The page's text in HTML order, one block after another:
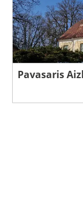
Pavasaris